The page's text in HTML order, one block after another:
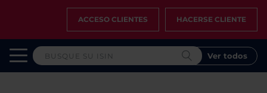
ACCESO CLIENTES HACERSE CLIENTE
Ver todos